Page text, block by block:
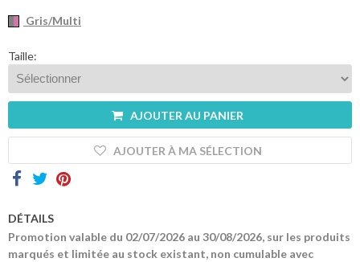
Gris/Multi
Taille:
AJOUTER AU PANIER
AJOUTER À MA SÉLECTION
DÉTAILS
Promotion valable du 02/07/2026 au 30/08/2026, sur les produits
marqués et limitée au stock existant, non cumulable avec